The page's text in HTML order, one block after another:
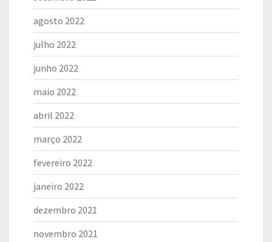
agosto 2022
julho 2022
junho 2022
maio 2022
abril 2022
março 2022
fevereiro 2022
janeiro 2022
dezembro 2021
novembro 2021